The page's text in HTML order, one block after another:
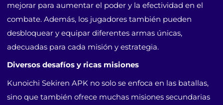
mejorar para aumentar el poder y la efectividad en el
combate. Además, los jugadores también pueden
desbloquear y equipar diferentes armas únicas,
adecuadas para cada misión y estrategia.
Diversos desafíos y ricas misiones
Kunoichi Sekiren APK no solo se enfoca en las batallas,
sino que también ofrece muchas misiones secundarias